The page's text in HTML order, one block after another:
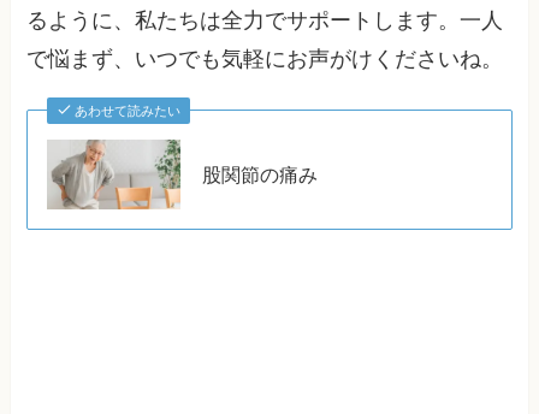
るように、私たちは全力でサポートします。一人
で悩まず、いつでも気軽にお声がけくださいね。
あわせて読みたい
股関節の痛み